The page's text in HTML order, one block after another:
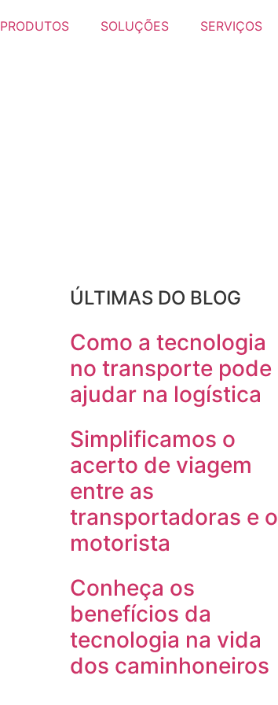
PRODUTOS SOLUÇÕES SERVIÇOS
ÚLTIMAS DO BLOG
Como a tecnologia
no transporte pode
ajudar na logística
Simplificamos o
acerto de viagem
entre as
transportadoras e o
motorista
Conheça os
benefícios da
tecnologia na vida
dos caminhoneiros